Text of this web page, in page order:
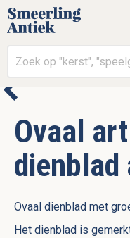
Ovaal
dienblad
Ovaal dienblad met
Het dienblad is